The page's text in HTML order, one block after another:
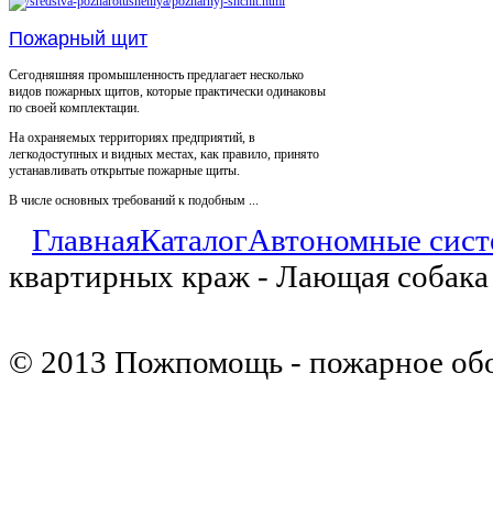
Пожарный щит
Сегодняшняя промышленность предлагает несколько
видов пожарных щитов, которые практически одинаковы
по своей комплектации.
На охраняемых территориях предприятий, в
легкодоступных и видных местах, как правило, принято
устанавливать открытые пожарные щиты.
В числе основных требований к подобным ...
ГлавнаяКаталогАвтономные
квартирных краж - Лающая собака
© 2013 Пожпомощь - пожарное